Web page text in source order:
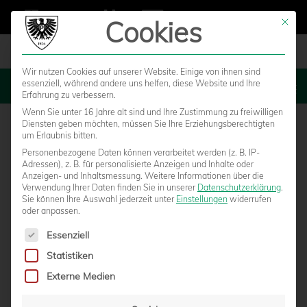
MENU
U12-STREETSOCCER-TURNIER IM
Mit
Cookies
Wir nutzen Cookies auf unserer Website. Einige von ihnen sind
essenziell, während andere uns helfen, diese Website und Ihre
Erfahrung zu verbessern.
Wenn Sie unter 16 Jahre alt sind und Ihre Zustimmung zu freiwilligen
Diensten geben möchten, müssen Sie Ihre Erziehungsberechtigten
um Erlaubnis bitten.
Personenbezogene Daten können verarbeitet werden (z. B. IP-
Adressen), z. B. für personalisierte Anzeigen und Inhalte oder
Anzeigen- und Inhaltsmessung. Weitere Informationen über die
Verwendung Ihrer Daten finden Sie in unserer Datenschutzerklärung.
Sie können Ihre Auswahl jederzeit unter Einstellungen widerrufen
oder anpassen.
Es folgt eine Liste der Service-Gruppen, für die eine
Essenziell
Statistiken
Externe Medien